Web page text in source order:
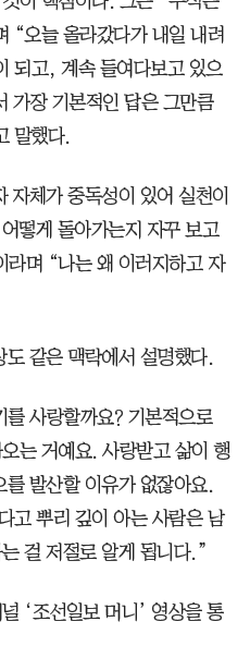
“오늘 올라갔다가 내일 내려
되고, 계속 들여다보고 있으
가장 기본적인 답은 그만큼
말했다.
자체가 중독성이 있어 실천이
떻게 돌아가는지 자꾸 보고
라며 “나는 왜 이러지하고 자
같은 맥락에서 설명했다.
를 사랑할까요? 기본적으로
는 거예요. 사랑받고 삶이 행
발산할 이유가 없잖아요.
고 뿌리 깊이 아는 사람은 남
걸 저절로 알게 됩니다.”
‘조선일보 머니’ 영상을 통